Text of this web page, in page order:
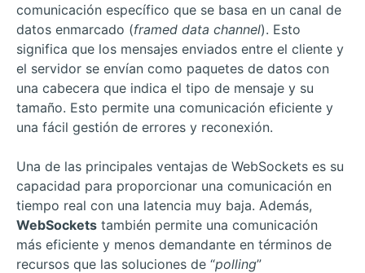
comunicación específico que se basa en un canal de
datos enmarcado (framed data channel). Esto
significa que los mensajes enviados entre el cliente y
el servidor se envían como paquetes de datos con
una cabecera que indica el tipo de mensaje y su
tamaño. Esto permite una comunicación eficiente y
una fácil gestión de errores y reconexión.
Una de las principales ventajas de WebSockets es su
capacidad para proporcionar una comunicación en
tiempo real con una latencia muy baja. Además,
WebSockets también permite una comunicación
más eficiente y menos demandante en términos de
recursos que las soluciones de “polling”